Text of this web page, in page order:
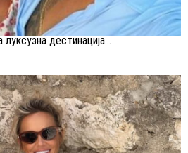
дестинација...